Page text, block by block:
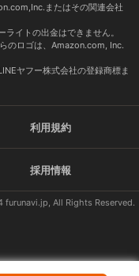
またはその関連会社
イトの出金はできません。
のロゴは、Amazon.com, Inc.
ヤフー株式会社の登録商標ま
利用規約
採用情報
furunavi.jp, All Rights Reserved.